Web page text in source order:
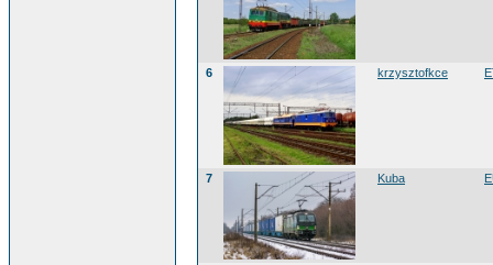
6 krzysztofkce
7 Kuba